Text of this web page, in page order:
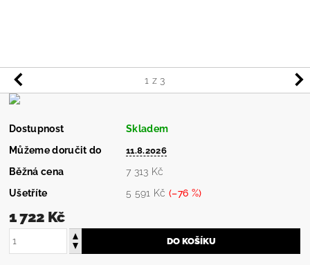
1 z 3
Dostupnost
Skladem
Můžeme doručit do
11.8.2026
Běžná cena
7 313 Kč
Ušetříte
5 591 Kč (–76 %)
1 722 Kč